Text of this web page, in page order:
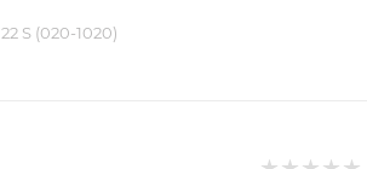
S (020-1020)